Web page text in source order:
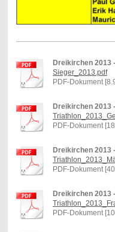
Dreikirchen 2013
Sieger_2013.pdf
PDF-Dokument
Dreikirchen 2013
PDF-Dokument
Dreikirchen 2013
PDF-Dokument
Dreikirchen 2013
PDF-Dokument